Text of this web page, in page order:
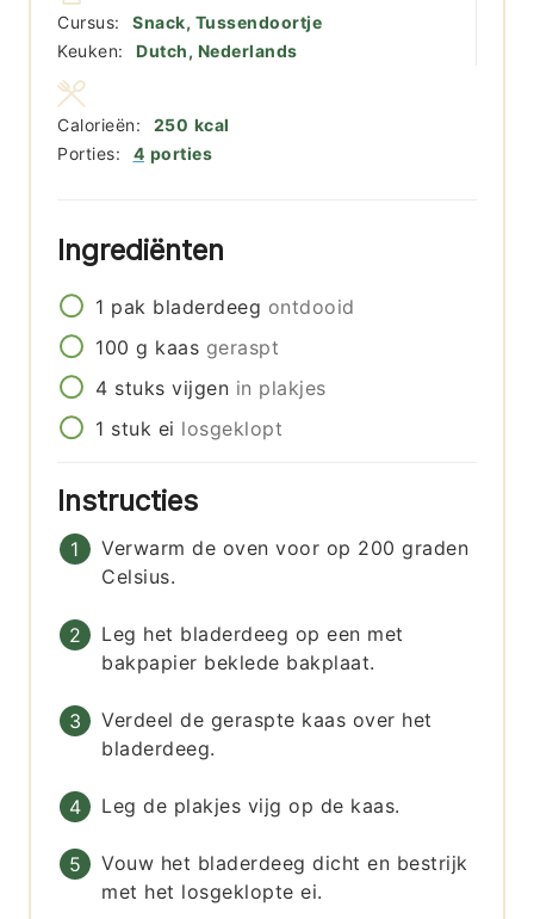
Cursus:
Snack, Tussendoortje
Keuken:
Dutch, Nederlands
Porties: 4 porties
Calorieën: 250 kcal
Ingrediënten
1 pak bladerdeeg ontdooid
100 g kaas geraspt
4 stuks vijgen in plakjes
1 stuk ei losgeklopt
Instructies
Verwarm de oven voor op 200 graden
Celsius.
Leg het bladerdeeg op een met
bakpapier beklede bakplaat.
Verdeel de geraspte kaas over het
bladerdeeg.
Leg de plakjes vijg op de kaas.
Vouw het bladerdeeg dicht en bestrijk
met het losgeklopte ei.